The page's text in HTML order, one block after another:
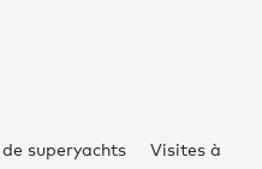
superyachts
Visites à